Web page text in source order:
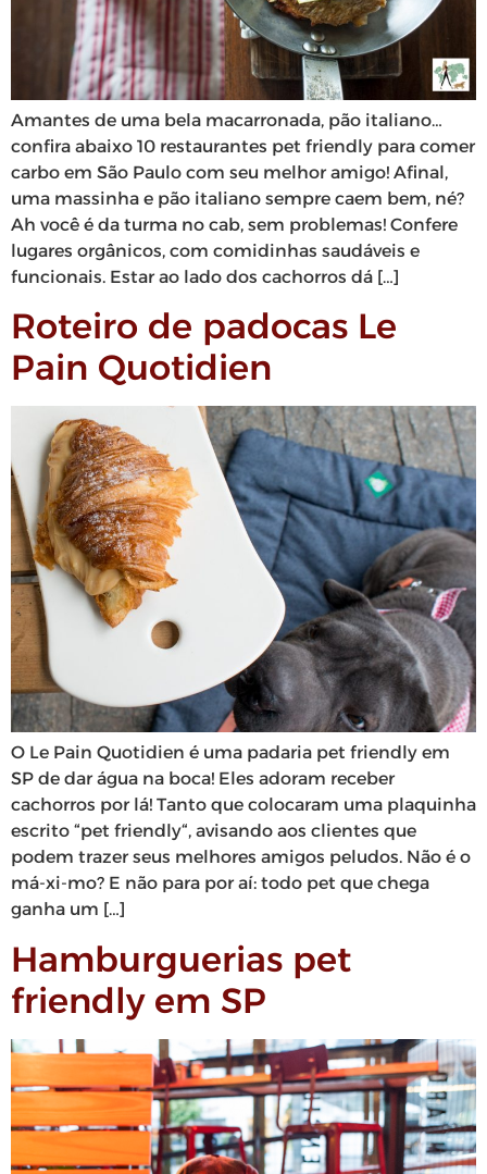
Amantes de uma bela macarronada, pão italiano…
confira abaixo 10 restaurantes pet friendly para comer
carbo em São Paulo com seu melhor amigo! Afinal,
uma massinha e pão italiano sempre caem bem, né?
Ah você é da turma no cab, sem problemas! Confere
lugares orgânicos, com comidinhas saudáveis e
funcionais. Estar ao lado dos cachorros dá […]
Roteiro de padocas Le
Pain Quotidien
O Le Pain Quotidien é uma padaria pet friendly em
SP de dar água na boca! Eles adoram receber
cachorros por lá! Tanto que colocaram uma plaquinha
escrito “pet friendly“, avisando aos clientes que
podem trazer seus melhores amigos peludos. Não é o
má-xi-mo? E não para por aí: todo pet que chega
ganha um […]
Hamburguerias pet
friendly em SP